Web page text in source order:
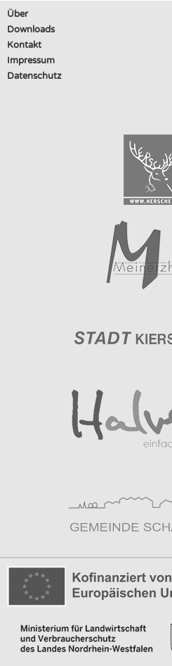
Über
Downloads
Kontakt
Impressum
Datenschutz